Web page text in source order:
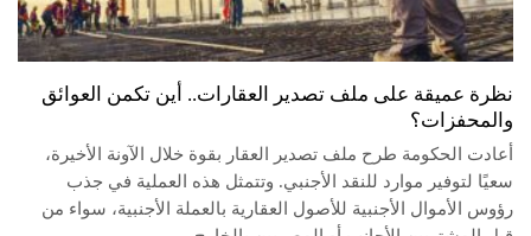
نظرة عميقة على ملف تصدير العقارات.. أين تكمن العوائق
والمحفزات؟
أعادت الحكومة طرح ملف تصدير العقار بقوة خلال الآونة الأخيرة،
سعيًا لتوفير موارد للنقد الأجنبي. وتتمثل هذه العملية في جذب
رؤوس الأموال الأجنبية للأصول العقارية بالعملة الأجنبية، سواء من